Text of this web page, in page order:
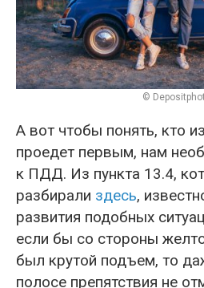
©
А вот чтобы понять, кто
проедет первым, нам
к ПДД. Из пункта 13.4,
разбирали здесь,
развития подобных
если бы со стороны
был крутой подъем, то
полосе препятствия не